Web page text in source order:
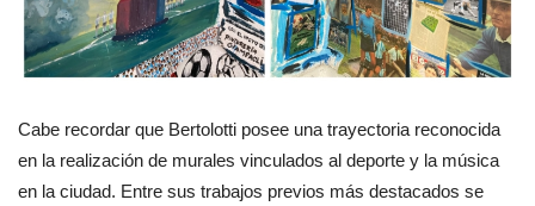
Cabe recordar que Bertolotti posee una trayectoria reconocida
en la realización de murales vinculados al deporte y la música
en la ciudad. Entre sus trabajos previos más destacados se